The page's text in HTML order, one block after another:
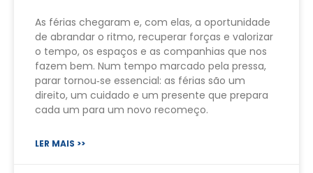
As férias chegaram e, com elas, a oportunidade
de abrandar o ritmo, recuperar forças e valorizar
o tempo, os espaços e as companhias que nos
fazem bem. Num tempo marcado pela pressa,
parar tornou‑se essencial: as férias são um
direito, um cuidado e um presente que prepara
cada um para um novo recomeço.
LER MAIS >>